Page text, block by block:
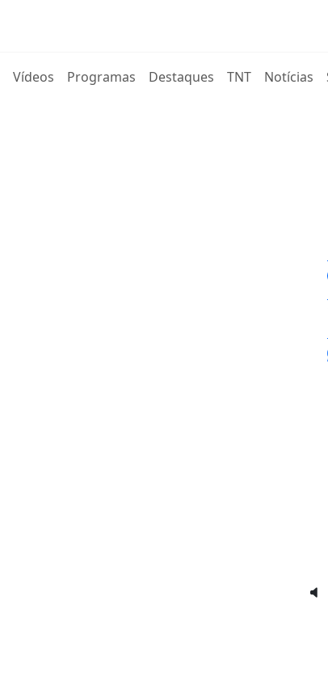
Vídeos Programas Destaques TNT Notícias